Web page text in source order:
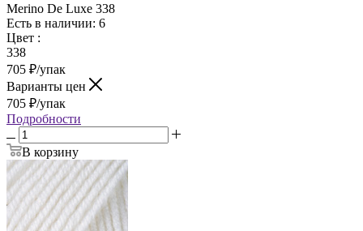
Merino De Luxe 338
Есть в наличии: 6
Цвет :
338
705 ₽/упак
Варианты цен
705 ₽/упак
Подробности
В корзину